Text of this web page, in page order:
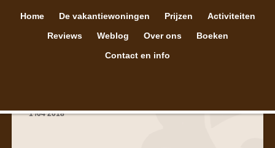
Home De vakantiewoningen Prijzen
Activiteiten
Reviews
Weblog Over ons
Boeken
Contact en info
1 /04 2018